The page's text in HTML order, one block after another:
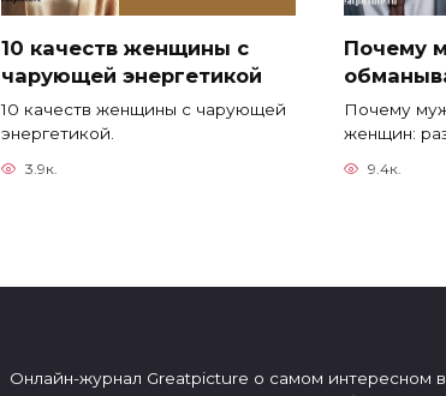
10 качеств женщины с
чарующей энергетикой
10 качеств женщины с чарующей
энергетикой.
3.9к.
Почему
Почему
женщин:
9.4к.
Онлайн-журнал Greatpicture о самом интересном